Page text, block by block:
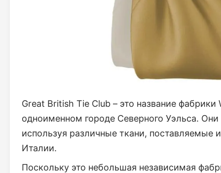
Great British Tie Club – это название
одноименном городе Северного Уэльса.
используя различные ткани, поставляемые
Италии.
Поскольку это небольшая независимая